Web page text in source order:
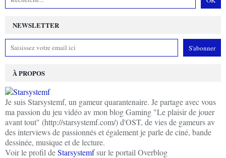
NEWSLETTER
À PROPOS
Je suis Starsystemf, un gameur quarantenaire. Je partage avec vous
ma passion du jeu vidéo av mon blog Gaming "Le plaisir de jouer
avant tout" (http://starsystemf.com/) d'OST, de vies de gameurs av
des interviews de passionnés et également je parle de ciné, bande
dessinée, musique et de lecture.
Voir le profil deStarsystemfsur le portail Overblog